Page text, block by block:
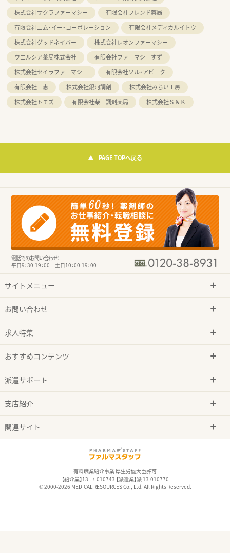
株式会社サクラファーマシー
有限会社フレンド薬局
有限会社エム・イー・コーポレーション
有限会社メディカルイトウ
株式会社グッドネイバー
株式会社レオンファーマシー
ウエルシア薬局株式会社
有限会社ファーマシーすず
株式会社セイラファーマシー
有限会社ソル・アビーク
有限会社 恵
株式会社銀河調剤
株式会社みらい工房
株式会社トモズ
有限会社柴田調剤薬局 株式会社Ｓ＆Ｋ
PAGE TOPへ戻る
電話でのお問い合わせ：
平日9：30-19：00 土日10：00-19：00
サイトメニュー
お問い合わせ
求人特集
おすすめコンテンツ
派遣サポート
支店紹介
関連サイト
有料職業紹介事業 厚生労働大臣許可
【紹介業】13-ユ-010743 【派遣業】派 13-010770
© 2000-2026 MEDICAL RESOURCES Co., Ltd. All Rights Reserved.